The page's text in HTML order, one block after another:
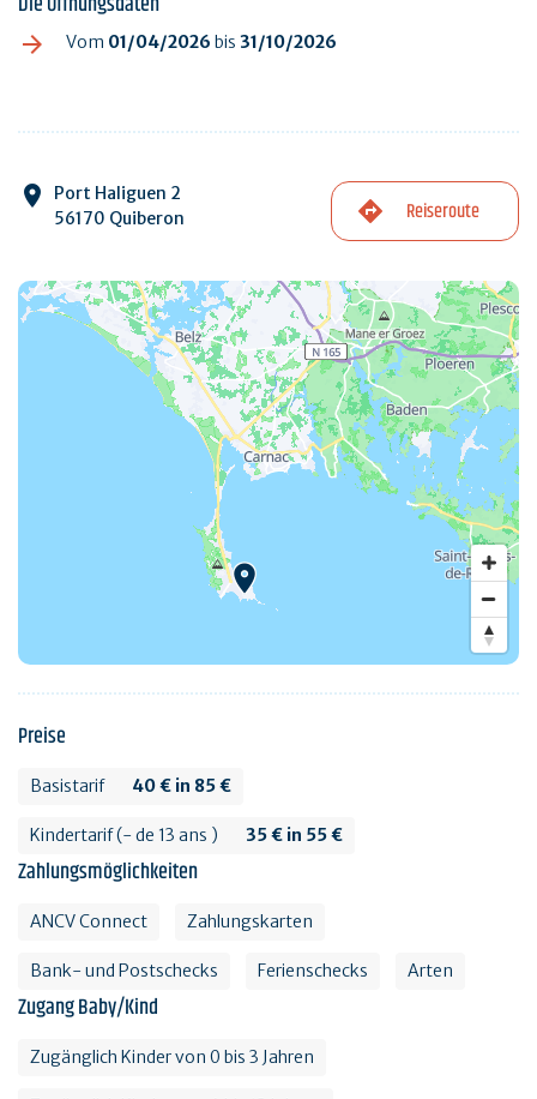
Vom 01/04/2026 bis 31/10/2026
Port Haliguen 2
56170 Quiberon
Reiseroute
Preise
Basistarif 40 € in 85 €
Kindertarif (- de 13 ans ) 35 € in 55 €
Zahlungsmöglichkeiten
ANCV Connect Zahlungskarten
Bank- und Postschecks Ferienschecks Arten
Zugang Baby/Kind
Zugänglich Kinder von 0 bis 3 Jahren